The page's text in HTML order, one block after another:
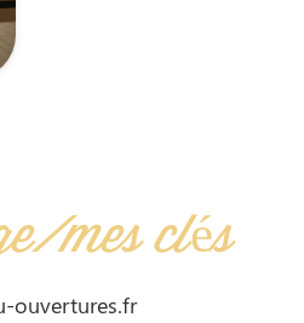
mes clés
ouvertures.fr